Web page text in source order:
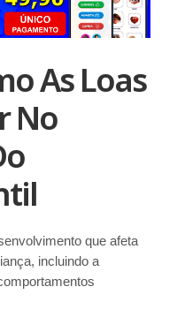
As Loas
No
que afeta
incluindo a